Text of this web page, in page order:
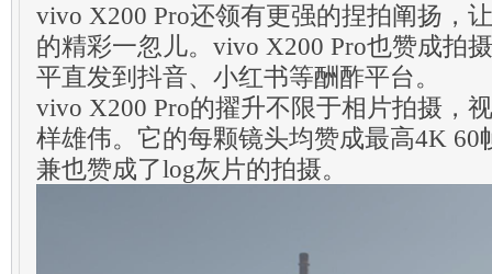
vivo X200 Pro还领有更强的捏拍阐扬，
的精彩一忽儿。vivo X200 Pro也赞成拍
平直发到抖音、小红书等酬酢平台。
vivo X200 Pro的擢升不限于相片拍摄，
样雄伟。它的每颗镜头均赞成最高4K 60
兼也赞成了log灰片的拍摄。